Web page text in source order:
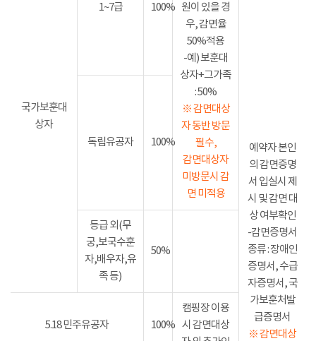
국가보훈대
상자
1~7급 100% 원이 있을 경
우, 감면율
50%적용
-예) 보훈대
상자+그가족
: 50%
※ 감면대상
자 동반 방문
필수,
감면대상자
미방문시 감
면 미적용
예약자 본인
의 감면증명
서 입실시 제
시 및 감면 대
상 여부확인
-감면증명서
종류 : 장애인
증명서, 수급
자증명서, 국
가보훈처발
급증명서
※ 감면대상
독립유공자 100%
등급 외(무
궁,보국수훈
자,배우자,유
족 등)
50%
5.18 민주유공자 100%
캠핑장 이용
시 감면대상